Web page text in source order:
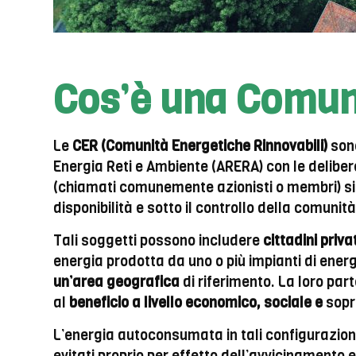
Cos’è una
Le CER (Comunità Energetiche Rinnovabili)
Energia Reti e Ambiente (ARERA) con le
(chiamati comunemente azionisti o membri)
disponibilità e sotto il controllo della
Tali soggetti possono includere cittadini
energia prodotta da uno o più impianti di
un’area geografica di riferimento. La loro
al beneficio a livello economico, sociale e
L’energia autoconsumata in tali